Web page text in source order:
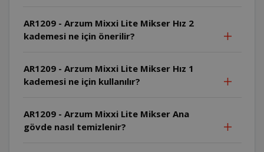
AR1209 - Arzum Mixxi Lite Mikser Hız 2
kademesi ne için önerilir?
AR1209 - Arzum Mixxi Lite Mikser Hız 1
kademesi ne için kullanılır?
AR1209 - Arzum Mixxi Lite Mikser Ana
gövde nasıl temizlenir?